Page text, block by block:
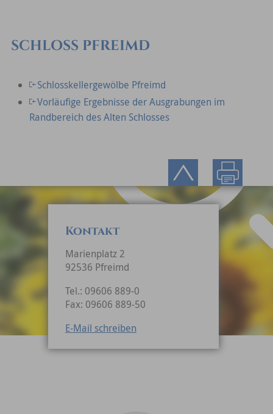
SCHLOSS PFREIMD
Schlosskellergewölbe Pfreimd
Vorläufige Ergebnisse der Ausgrabungen im
Randbereich des Alten Schlosses
Kontakt
Marienplatz 2
92536 Pfreimd
Tel.: 09606 889-0
Fax: 09606 889-50
E-Mail schreiben